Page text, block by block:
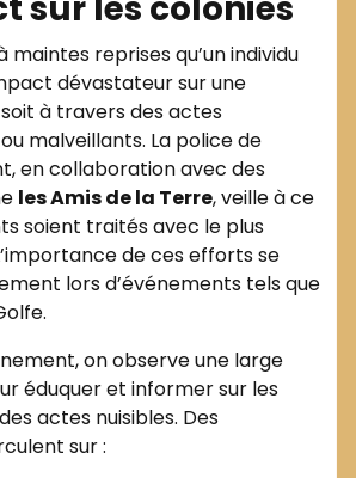
maintes reprises qu’un individu
dévastateur sur une
à travers des actes
malveillants. La police de
en collaboration avec des
les Amis de la Terre, veille à ce
soient traités avec le plus
de ces efforts se
lors d’événements tels que
on observe une large
éduquer et informer sur les
actes nuisibles. Des
sur :